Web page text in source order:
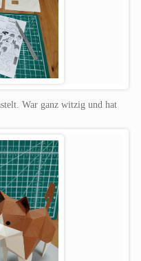
War ganz witzig und hat